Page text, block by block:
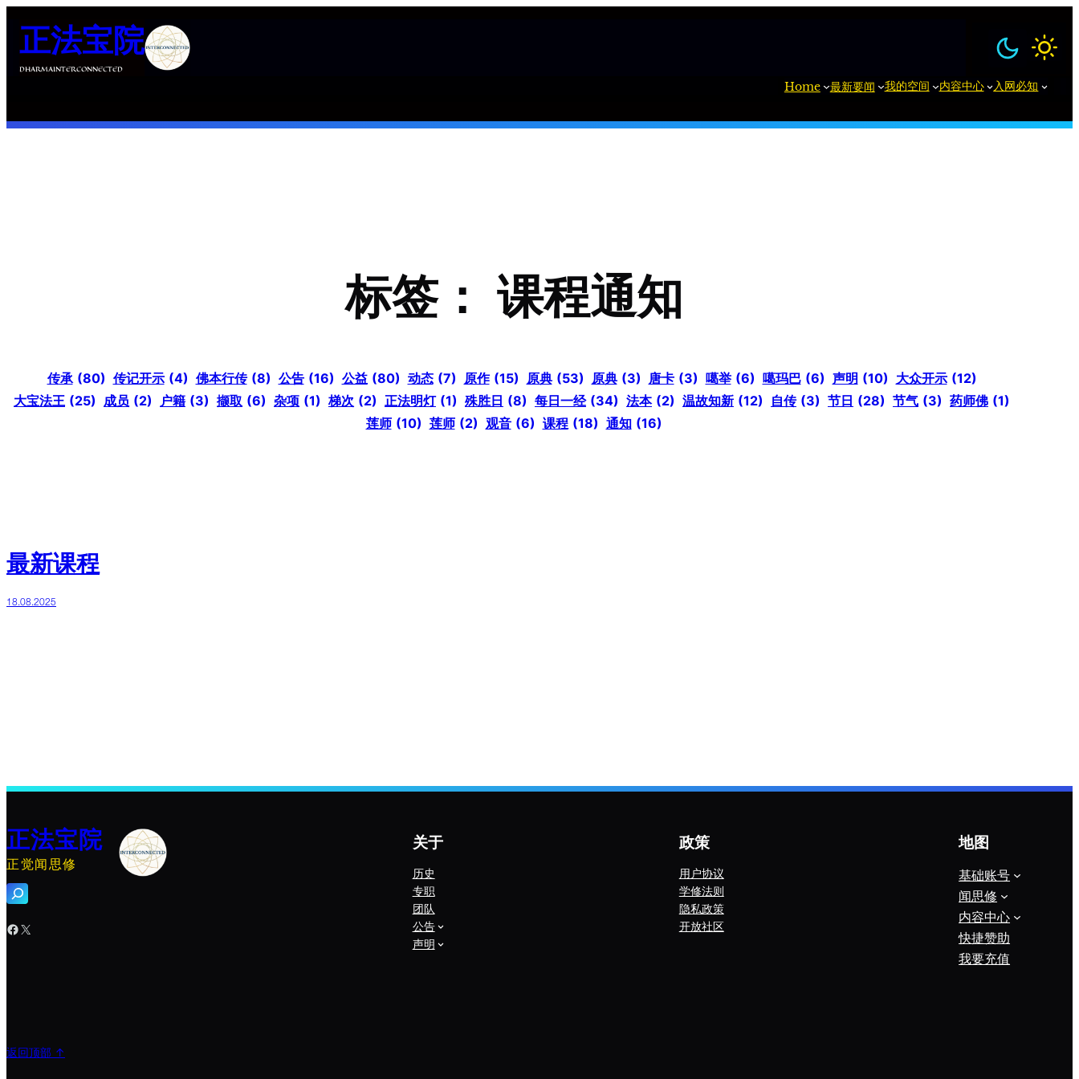
正法宝院
DHARMAINTERCONNECTED
Home 最新要闻 我的空间 内容中心 入网必知
标签： 课程通知
传承 (80) 传记开示 (4) 佛本行传 (8) 公告 (16) 公益 (80) 动态 (7) 原作 (15) 原典 (53) 原典 (3) 唐卡 (3) 噶举 (6) 噶玛巴 (6) 声明 (10) 大众开示 (12)
大宝法王 (25) 成员 (2) 户籍 (3) 撷取 (6) 杂项 (1) 梯次 (2) 正法明灯 (1) 殊胜日 (8) 每日一经 (34) 法本 (2) 温故知新 (12) 自传 (3) 节日 (28) 节气 (3) 药师佛 (1)
莲师 (10) 莲师 (2) 观音 (6) 课程 (18) 通知 (16)
最新课程
18.08.2025
正法宝院
正觉闻思修
搜
索
Facebook X
关于
历史
专职
团队
公告
声明
政策
用户协议
学修法则
隐私政策
开放社区
地图
基础账号
闻思修
内容中心
快捷赞助
我要充值
返回顶部 ↑